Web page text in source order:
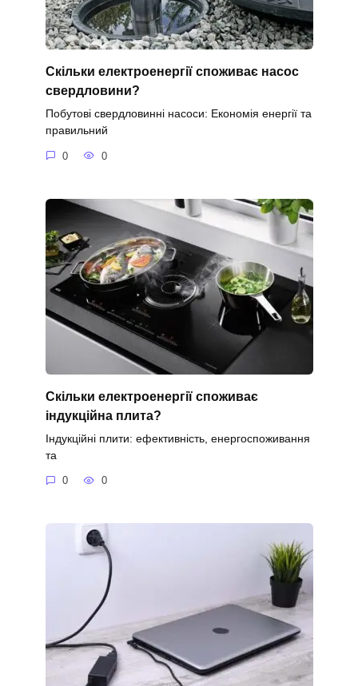
Скільки електроенергії споживає насос
свердловини?
Побутові свердловинні насоси: Економія енергії та
правильний
0 0
Скільки електроенергії споживає
індукційна плита?
Індукційні плити: ефективність, енергоспоживання
та
0 0